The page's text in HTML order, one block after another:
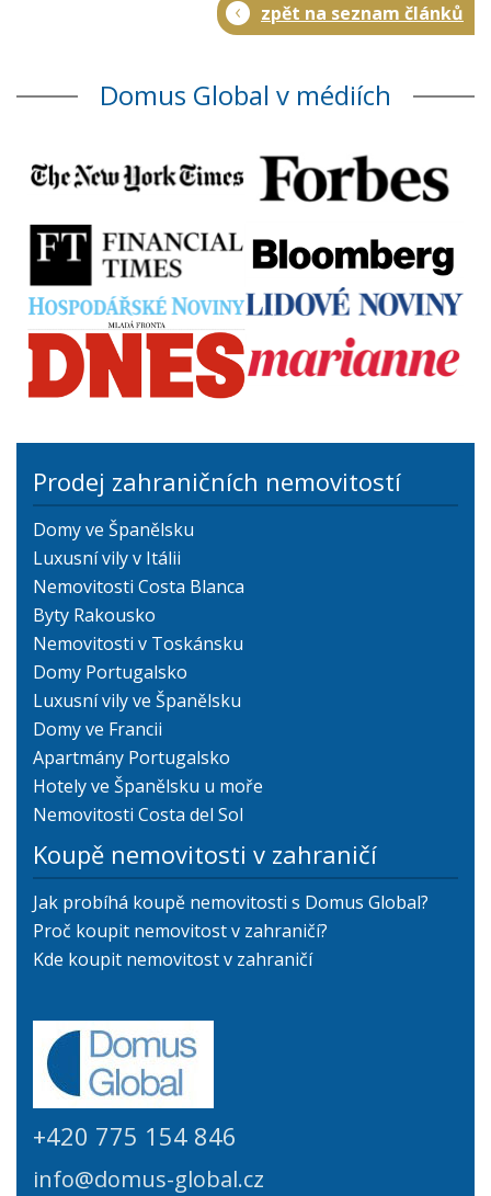
zpět na seznam článků
Domus Global v médiích
Prodej zahraničních nemovitostí
Domy ve Španělsku
Luxusní vily v Itálii
Nemovitosti Costa Blanca
Byty Rakousko
Nemovitosti v Toskánsku
Domy Portugalsko
Luxusní vily ve Španělsku
Domy ve Francii
Apartmány Portugalsko
Hotely ve Španělsku u moře
Nemovitosti Costa del Sol
Koupě nemovitosti v zahraničí
Jak probíhá koupě nemovitosti s Domus Global?
Proč koupit nemovitost v zahraničí?
Kde koupit nemovitost v zahraničí
+420 775 154 846
info@domus-global.cz